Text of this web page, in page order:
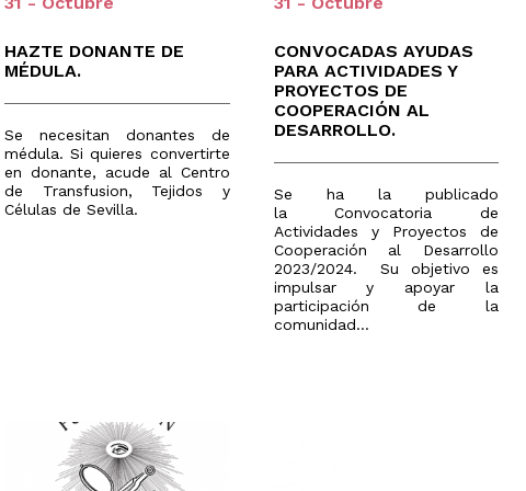
Evaluación
por
compensación
curricular
Doctorado
Expedición
Universitario
Olimpiada
Olimpiada
de
Química
Olimpiada
Biología
Olimpiada
de
Informática
Olimpiada
de
Economía
Olimpiada
Jornadas
de
Orientación
Preuniversitaria
2026
Jornadas
de
abiertas
Atención
personalizada
HAZTE DONANTE DE
MÉDULA.
Se necesitan donantes de
médula. Si quieres convertirte
en donante, acude al Centro
de Transfusion, Tejidos y
Células de Sevilla.
CONVOCADAS AYUDAS
PARA ACTIVIDADES Y
PROYECTOS DE
COOPERACIÓN AL
DESARROLLO.
Se ha la publicado
la Convocatoria de
Actividades y Proyectos de
Cooperación al Desarrollo
2023/2024. Su objetivo es
impulsar y apoyar la
participación de la
comunidad...